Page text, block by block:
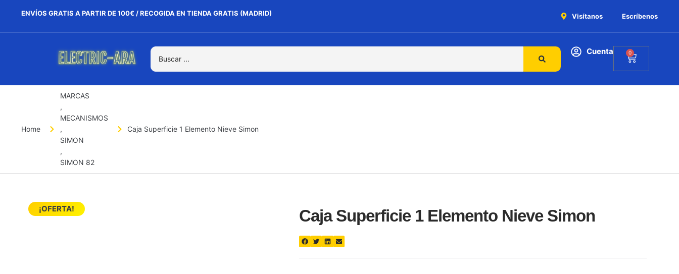
ENVÍOS GRATIS A PARTIR DE 100€ / RECOGIDA EN TIENDA GRATIS (MADRID) Visítanos Escríbenos
Cuenta 0
Home
MARCAS
,
MECANISMOS
,
SIMON
,
SIMON 82
Caja Superficie 1 Elemento Nieve Simon
¡OFERTA! Caja Superficie 1 Elemento Nieve Simon